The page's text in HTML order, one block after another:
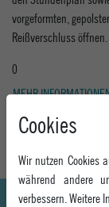
vorgeformten,
Reißverschluss öffnen.
0
MEHR
Cookies
Wir nutzen Cookies
während andere
verbessern. Weitere